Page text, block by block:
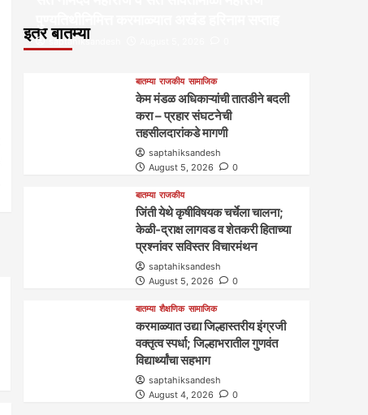
इतर बातम्या
saptahiksandesh
बातम्या राजकीय सामाजिक
केम मंडळ अधिकाऱ्यांची तातडीने बदली
करा – प्रहार संघटनेची
तहसीलदारांकडे मागणी
saptahiksandesh
August 5, 2026
0
बातम्या राजकीय
जिंती येथे कृषीविषयक चर्चेला चालना;
केळी-द्राक्ष लागवड व शेतकरी हिताच्या
प्रश्नांवर सविस्तर विचारमंथन
saptahiksandesh
August 5, 2026
0
बातम्या शैक्षणिक सामाजिक
करमाळ्यात उद्या जिल्हास्तरीय इंग्रजी
वक्तृत्व स्पर्धा; जिल्हाभरातील गुणवंत
विद्यार्थ्यांचा सहभाग
saptahiksandesh
August 4, 2026
0